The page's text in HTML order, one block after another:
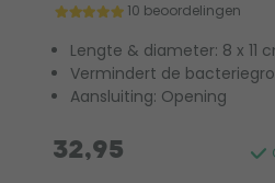
10 beoordelingen
Lengte & diameter: 8 x 11
Vermindert de
Aansluiting: Opening
32,95